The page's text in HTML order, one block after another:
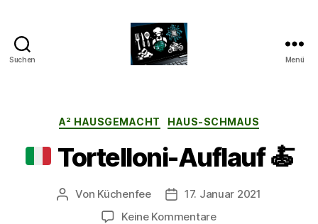
Suchen Menü
Kategorien
A² HAUSGEMACHT HAUS-SCHMAUS
Tortelloni-Auflauf🍝
Beitragsautor
Von Küchenfee Beitragsdatum
17. Januar 2021
Keine Kommentarezu